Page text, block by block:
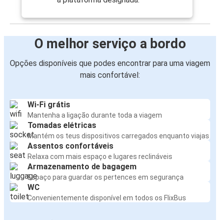
O melhor serviço a bordo
Opções disponíveis que podes encontrar para uma viagem
mais confortável:
Wi-Fi grátis
Mantenha a ligação durante toda a viagem
Tomadas elétricas
Mantém os teus dispositivos carregados enquanto viajas
Assentos confortáveis
Relaxa com mais espaço e lugares reclináveis
Armazenamento de bagagem
Espaço para guardar os pertences em segurança
WC
Convenientemente disponível em todos os FlixBus